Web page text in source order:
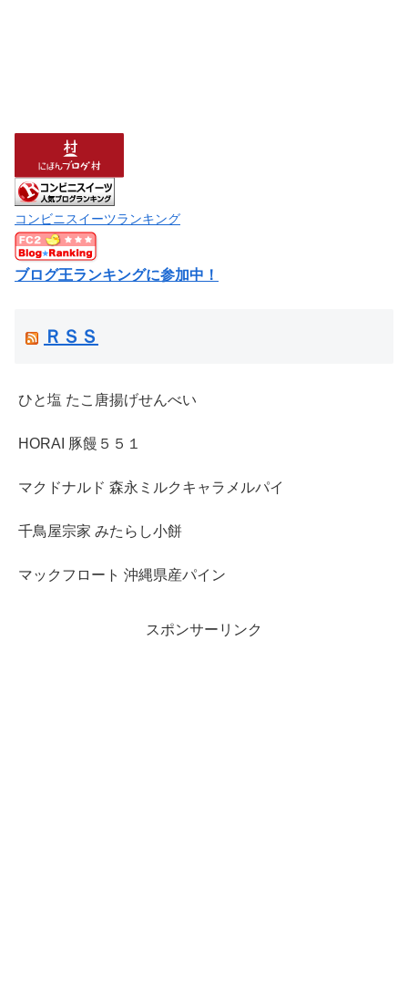
コンビニスイーツランキング
ブログ王ランキングに参加中！
ＲＳＳ
ひと塩 たこ唐揚げせんべい
HORAI 豚饅５５１
マクドナルド 森永ミルクキャラメルパイ
千鳥屋宗家 みたらし小餅
マックフロート 沖縄県産パイン
スポンサーリンク